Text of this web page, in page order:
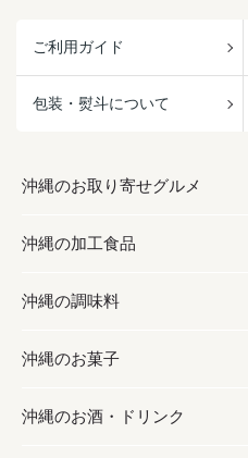
ご利用ガイド
包装・熨斗について
沖縄のお取り寄せグルメ
お取り寄せグルメ
フルーツ・野菜
お肉
海産物
沖縄の加工食品
加工食品
缶詰／パウチ
沖縄料理
沖縄の調味料
調味料
砂糖／黒砂糖
沖縄のお菓子
お菓子
沖縄のお酒・ドリンク